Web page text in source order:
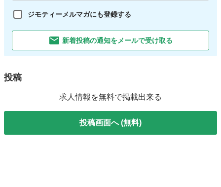
ジモティーメルマガにも登録する
新着投稿の通知をメールで受け取る
投稿
求人情報を無料で掲載出来る
投稿画面へ (無料)